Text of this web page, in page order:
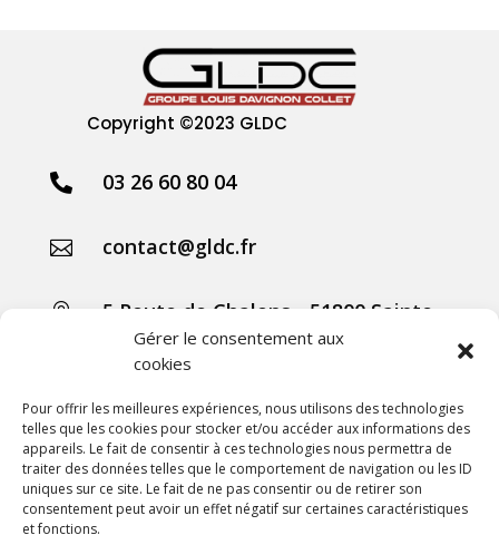
Gérer le consentement aux
cookies
Pour offrir les meilleures expériences, nous utilisons des technologies
telles que les cookies pour stocker et/ou accéder aux informations des
appareils. Le fait de consentir à ces technologies nous permettra de
traiter des données telles que le comportement de navigation ou les ID
uniques sur ce site. Le fait de ne pas consentir ou de retirer son
consentement peut avoir un effet négatif sur certaines caractéristiques
et fonctions.
Copyright ©2023 GLDC
 03 26 60 80 04
 contact@gldc.fr
 5 Route de Chalons - 51800 Sainte
Menehould
Collet Agricole
Collet Manutention
Collet Motoculture
Collet Élevage